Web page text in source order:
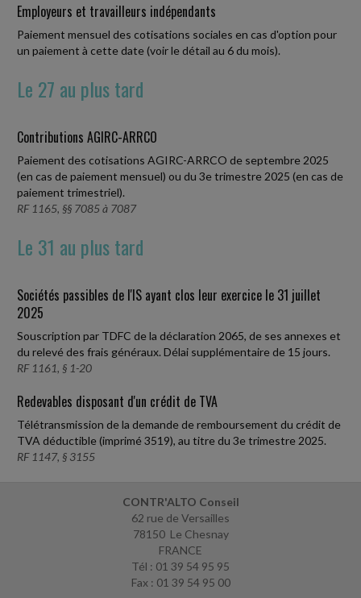
Employeurs et travailleurs indépendants
Paiement mensuel des cotisations sociales en cas d'option pour
un paiement à cette date (voir le détail au 6 du mois).
Le 27 au plus tard
Contributions AGIRC-ARRCO
Paiement des cotisations AGIRC-ARRCO de septembre 2025
(en cas de paiement mensuel) ou du 3e trimestre 2025 (en cas de
paiement trimestriel).
RF 1165, §§ 7085 à 7087
Le 31 au plus tard
Sociétés passibles de l'IS ayant clos leur exercice le 31 juillet
2025
Souscription par TDFC de la déclaration 2065, de ses annexes et
du relevé des frais généraux. Délai supplémentaire de 15 jours.
RF 1161, § 1-20
Redevables disposant d'un crédit de TVA
Télétransmission de la demande de remboursement du crédit de
TVA déductible (imprimé 3519), au titre du 3e trimestre 2025.
RF 1147, § 3155
CONTR'ALTO Conseil
62 rue de Versailles
78150 Le Chesnay
FRANCE
Tél : 01 39 54 95 95
Fax : 01 39 54 95 00